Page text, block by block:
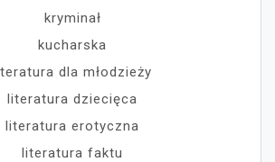
kryminał
kucharska
dla młodzieży
literatura dziecięca
literatura erotyczna
literatura faktu